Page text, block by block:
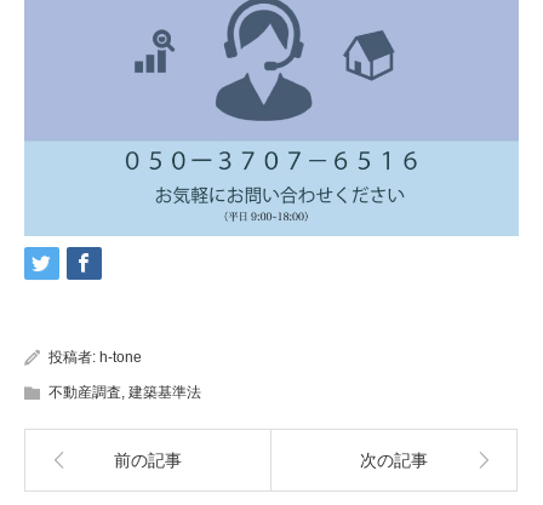
投稿者: h-tone
不動産調査, 建築基準法
前の記事 次の記事